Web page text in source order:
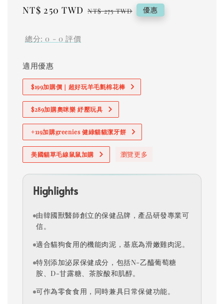
Sale
NT$ 250 TWD Regular
NT$ 275 TWD 優惠
總分: 0 - 0 評價
適用優惠
$199加購價｜超好玩羊毛氈棉花棒
$289加購奧咪樂 紓壓玩具
+119加購greenies 健綠貓貓潔牙餅
美國貓草毛線鼠鼠加購 瀏覽更多
Highlights
由韓國獸醫師創立的保健品牌，產品研發專業可
信。
適合貓狗食用的機能肉泥，基底為滑嫩雞肉泥。
特別添加泌尿保健成分，包括N-乙醯葡萄糖
胺、D-甘露糖、茶胺酸和肌醇。
可作為零食食用，同時兼具日常保健功能。